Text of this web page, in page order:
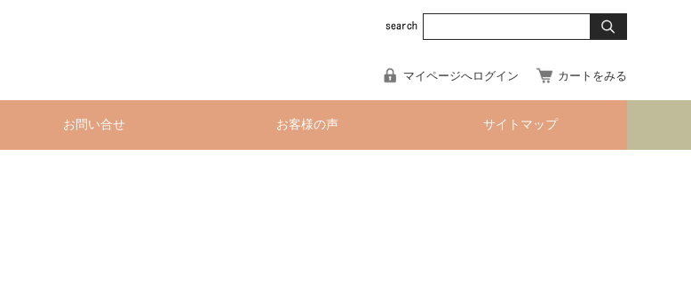
マイページへログイン カートをみる
お問い合せ お客様の声 サイトマップ